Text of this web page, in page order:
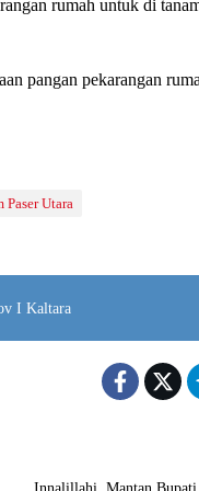
rumah untuk di
pangan pekarangan
Paser Utara
I Kaltara